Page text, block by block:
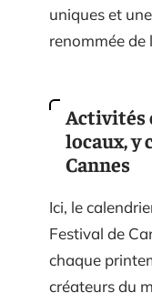
uniques et
renommée de
Activités
locaux, y
Cannes
Ici, le
Festival de
chaque
créateurs du